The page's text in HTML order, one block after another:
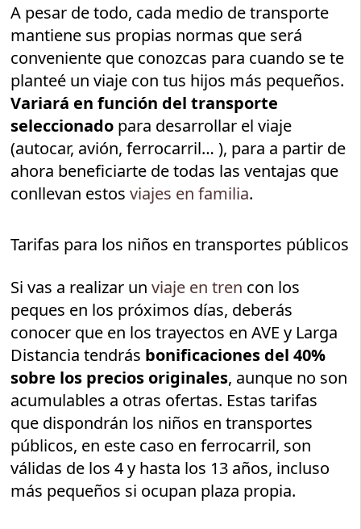
A pesar de todo, cada medio de transporte
mantiene sus propias normas que será
conveniente que conozcas para cuando se te
planteé un viaje con tus hijos más pequeños.
Variará en función del transporte
seleccionado para desarrollar el viaje
(autocar, avión, ferrocarril… ), para a partir de
ahora beneficiarte de todas las ventajas que
conllevan estosviajes en familia.
Tarifas para los niños en transportes públicos
Si vas a realizar unviaje en tren con los
peques en los próximos días, deberás
conocer que en los trayectos en AVE y Larga
Distancia tendrás bonificaciones del 40%
sobre los precios originales, aunque no son
acumulables a otras ofertas. Estas tarifas
que dispondrán los niños en transportes
públicos, en este caso en ferrocarril, son
válidas de los 4 y hasta los 13 años, incluso
más pequeños si ocupan plaza propia.